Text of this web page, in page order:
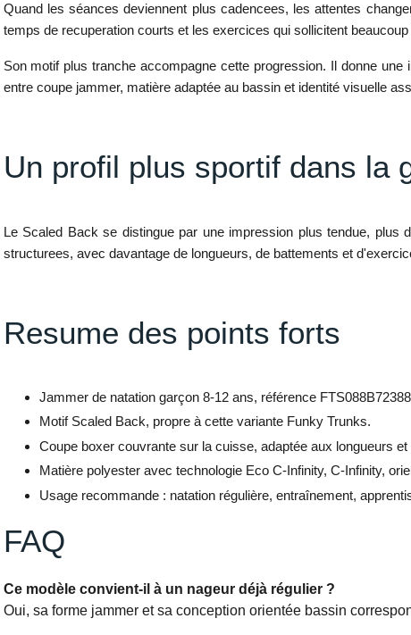
Quand les séances deviennent plus cadencees, les attentes
temps de recuperation courts et les exercices qui sollicitent
Son motif plus tranche accompagne cette progression. Il donne
entre coupe jammer, matière adaptée au bassin et identité visuelle
Un profil plus sportif dans la
Le Scaled Back se distingue par une impression plus tendue,
structurees, avec davantage de longueurs, de battements et
Resume des points forts
Jammer de natation garçon 8-12 ans, référence
Motif Scaled Back, propre à cette variante Funky Trunks.
Coupe boxer couvrante sur la cuisse, adaptée aux longueurs
Matière polyester avec technologie Eco C-Infinity, C-Infinity,
Usage recommande : natation régulière, entraînement,
FAQ
Ce modèle convient-il à un nageur déjà régulier ?
Oui, sa forme jammer et sa conception orientée bassin